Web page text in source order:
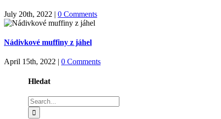
July 20th, 2022 | 0 Comments
Nádivkové muffiny z jáhel
April 15th, 2022 | 0 Comments
Hledat
Search
for: